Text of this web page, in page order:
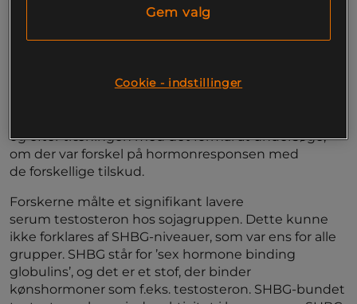
Efter mændene havde indtaget deres shake,
trænede de seks sæt squats af 10 gentagelser med
hormonniveauer.
og efter træningen med det formål at undersøge,
om der var forskel på hormonresponsen med
de forskellige tilskud.
Forskerne målte et signifikant lavere
serum testosteron hos sojagruppen. Dette kunne
ikke forklares af SHBG-niveauer, som var ens for alle
grupper. SHBG står for ’sex hormone binding
globulins’, og det er et stof, der binder
kønshormoner som f.eks. testosteron. SHBG-bundet
Gem valg
Cookie - indstillinger